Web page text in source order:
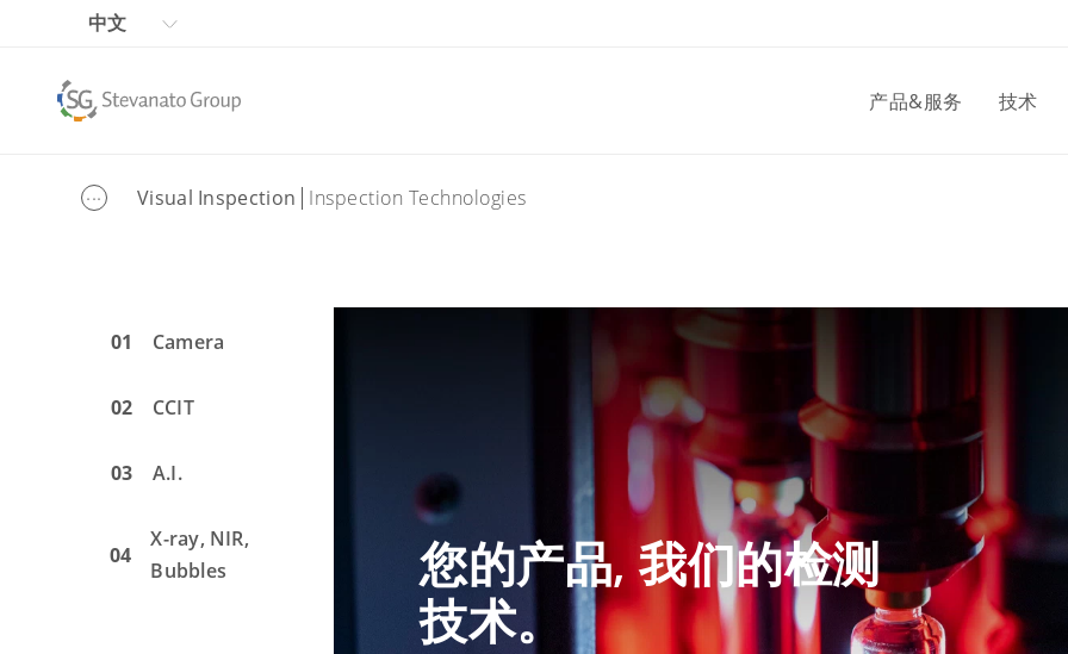
中文
产品&服务 技术
... Visual Inspection Inspection Technologies
01 Camera
02 CCIT
03 A.I.
04
X-ray, NIR,
Bubbles
您的产品, 我们的检测
技术。